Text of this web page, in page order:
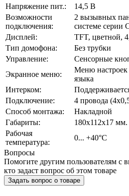
Напряжение пит.:
14,5 В
Возможности
подключения:
2 вызывных
системе серии
Дисплей:
TFT, цветной,
Тип домофона:
Без трубки
Управление:
Сенсорные
Экранное меню:
Меню настроек
языка
Интерком:
Подключение:
4 провода
Способ монтажа:
Накладной
Габариты:
180х112х17 мм.
Рабочая
температура:
0... +40°C
Вопросы
Помогите другим пользователям с
кто задаст вопрос об этом товаре
Задать вопрос о товаре